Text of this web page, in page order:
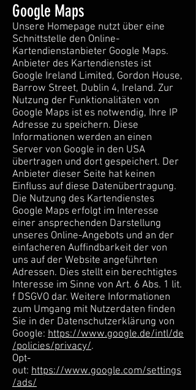
Google Maps
Unsere Homepage nutzt über eine
Schnittstelle den Online-
Kartendienstanbieter Google Maps.
Anbieter des Kartendienstes ist
Google Ireland Limited, Gordon House,
Barrow Street, Dublin 4, Ireland. Zur
Nutzung der Funktionalitäten von
Google Maps ist es notwendig, Ihre IP
Adresse zu speichern. Diese
Informationen werden an einen
Server von Google in den USA
übertragen und dort gespeichert. Der
Anbieter dieser Seite hat keinen
Einfluss auf diese Datenübertragung.
Die Nutzung des Kartendienstes
Google Maps erfolgt im Interesse
einer ansprechenden Darstellung
unseres Online-Angebots und an der
einfacheren Auffindbarkeit der von
uns auf der Website angeführten
Adressen. Dies stellt ein berechtigtes
Interesse im Sinne von Art. 6 Abs. 1 lit.
f DSGVO dar. Weitere Informationen
zum Umgang mit Nutzerdaten finden
Sie in der Datenschutzerklärung von
Google: https://www.google.de/intl/de
/policies/privacy/.
Opt-
out: https://www.google.com/settings
/ads/